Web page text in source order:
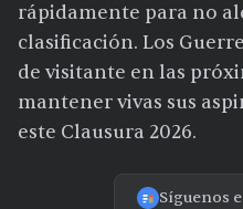
rápidamente para no
clasificación. Los
de visitante en las
mantener vivas sus
este Clausura 2026.
Síguenos